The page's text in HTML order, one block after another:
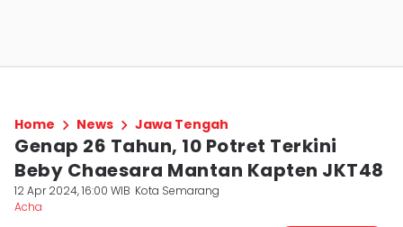
Home News Jawa Tengah
Genap 26 Tahun, 10 Potret Terkini
Beby Chaesara Mantan Kapten JKT48
12 Apr 2024, 16:00 WIB Kota Semarang
Acha